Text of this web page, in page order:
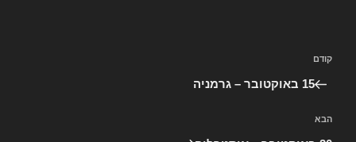
הפוסט
הקודם
קודם
15 באוקטובר – גרמניה
הפוסט
הבא
הבא